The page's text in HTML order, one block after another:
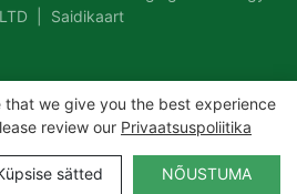
|
Saidikaart
that we give you the best experience
review our Privaatsuspoliitika
sätted NÕUSTUMA